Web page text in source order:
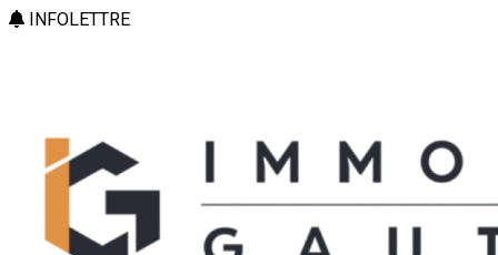
INFOLETTRE